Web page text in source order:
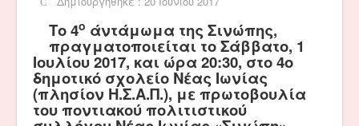
Το 4ο άντάμωμα της Σινώπης,
πραγματοποιείται το Σάββατο, 1
Ιουλίου 2017, και ώρα 20:30, στο 4ο
δημοτικό σχολείο Νέας Ιωνίας
(πλησίον Η.Σ.Α.Π.), με πρωτοβουλία
του ποντιακού πολιτιστικού